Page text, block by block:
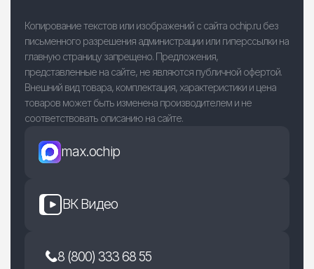
Копирование текстов или изображений с сайта ochip.ru без
письменного разрешения администрации или гиперссылки на
главную страницу запрещено. Предложения,
представленные на сайте, не являются публичной офертой.
Внешний вид товара, комплектация, характеристики и цена
товаров может быть изменена производителем и не
соответствовать описанию на сайте.
max.ochip
ВК Видео
8 (800) 333 68 55